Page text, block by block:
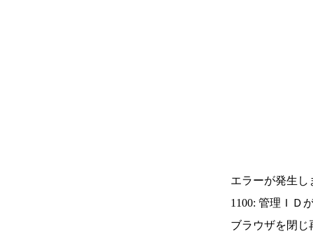
エラーが発生し
1100: 管理ＩＤ
ブラウザを閉じ